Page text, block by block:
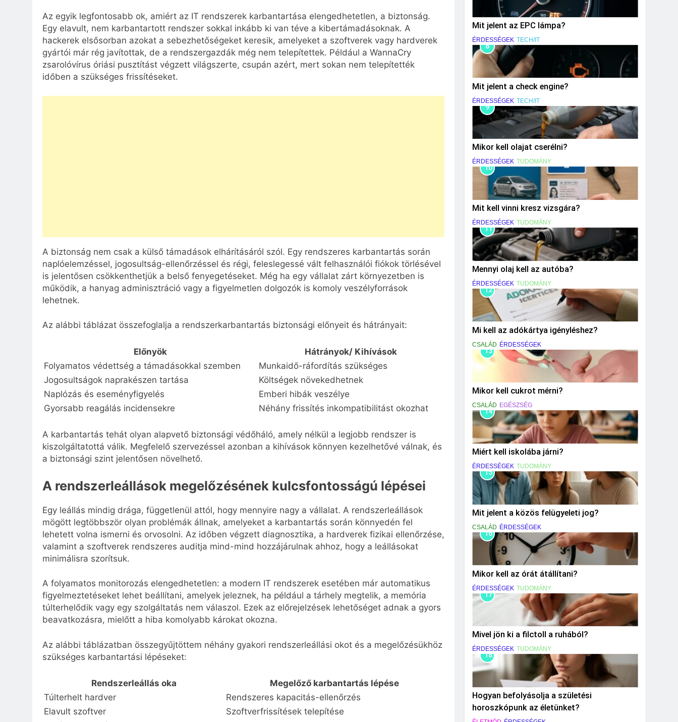
Az egyik legfontosabb ok, amiért az IT rendszerek karbantartása elengedhetetlen, a biztonság.
Egy elavult, nem karbantartott rendszer sokkal inkább ki van téve a kibertámadásoknak. A
hackerek elsősorban azokat a sebezhetőségeket keresik, amelyeket a szoftverek vagy hardverek
gyártói már rég javítottak, de a rendszergazdák még nem telepítettek. Például a WannaCry
zsarolóvírus óriási pusztítást végzett világszerte, csupán azért, mert sokan nem telepítették
időben a szükséges frissítéseket.
A biztonság nem csak a külső támadások elhárításáról szól. Egy rendszeres karbantartás során
naplóelemzéssel, jogosultság-ellenőrzéssel és régi, feleslegessé vált felhasználói fiókok törlésével
is jelentősen csökkenthetjük a belső fenyegetéseket. Még ha egy vállalat zárt környezetben is
működik, a hanyag adminisztráció vagy a figyelmetlen dolgozók is komoly veszélyforrások
lehetnek.
Az alábbi táblázat összefoglalja a rendszerkarbantartás biztonsági előnyeit és hátrányait:
Előnyök
Hátrányok/ Kihívások
Folyamatos védettség a támadásokkal szemben
Munkaidő-ráfordítás szükséges
Jogosultságok naprakészen tartása
Költségek növekedhetnek
Naplózás és eseményfigyelés
Emberi hibák veszélye
Gyorsabb reagálás incidensekre
Néhány frissítés inkompatibilitást okozhat
A karbantartás tehát olyan alapvető biztonsági védőháló, amely nélkül a legjobb rendszer is
kiszolgáltatottá válik. Megfelelő szervezéssel azonban a kihívások könnyen kezelhetővé válnak, és
a biztonsági szint jelentősen növelhető.
A rendszerleállások megelőzésének kulcsfontosságú lépései
Egy leállás mindig drága, függetlenül attól, hogy mennyire nagy a vállalat. A rendszerleállások
mögött legtöbbször olyan problémák állnak, amelyeket a karbantartás során könnyedén fel
lehetett volna ismerni és orvosolni. Az időben végzett diagnosztika, a hardverek fizikai ellenőrzése,
valamint a szoftverek rendszeres auditja mind-mind hozzájárulnak ahhoz, hogy a leállásokat
minimálisra szorítsuk.
A folyamatos monitorozás elengedhetetlen: a modern IT rendszerek esetében már automatikus
figyelmeztetéseket lehet beállítani, amelyek jeleznek, ha például a tárhely megtelik, a memória
túlterhelődik vagy egy szolgáltatás nem válaszol. Ezek az előrejelzések lehetőséget adnak a gyors
beavatkozásra, mielőtt a hiba komolyabb károkat okozna.
Az alábbi táblázatban összegyűjtöttem néhány gyakori rendszerleállási okot és a megelőzésükhöz
szükséges karbantartási lépéseket:
Rendszerleállás oka
Megelőző karbantartás lépése
Túlterhelt hardver
Rendszeres kapacitás-ellenőrzés
Elavult szoftver
Szoftverfrissítések telepítése
Mit jelent az EPC lámpa?
ÉRDESSÉGEK TECH/IT
8
Mit jelent a check engine?
ÉRDESSÉGEK TECH/IT
9
Mikor kell olajat cserélni?
ÉRDESSÉGEK TUDOMÁNY
10
Mit kell vinni kresz vizsgára?
ÉRDESSÉGEK TUDOMÁNY
11
Mennyi olaj kell az autóba?
ÉRDESSÉGEK TUDOMÁNY
12
Mi kell az adókártya igényléshez?
CSALÁD ÉRDESSÉGEK
13
Mikor kell cukrot mérni?
CSALÁD EGÉSZSÉG
14
Miért kell iskolába járni?
ÉRDESSÉGEK TUDOMÁNY
15
Mit jelent a közös felügyeleti jog?
CSALÁD ÉRDESSÉGEK
16
Mikor kell az órát átállítani?
ÉRDESSÉGEK TUDOMÁNY
17
Mivel jön ki a filctoll a ruhából?
ÉRDESSÉGEK TUDOMÁNY
18
Hogyan befolyásolja a születési
horoszkópunk az életünket?